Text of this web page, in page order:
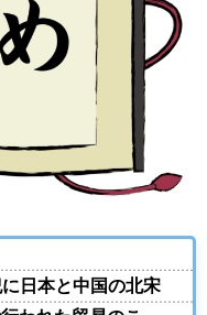
日本と中国の北宋